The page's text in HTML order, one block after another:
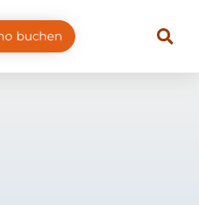
buchen